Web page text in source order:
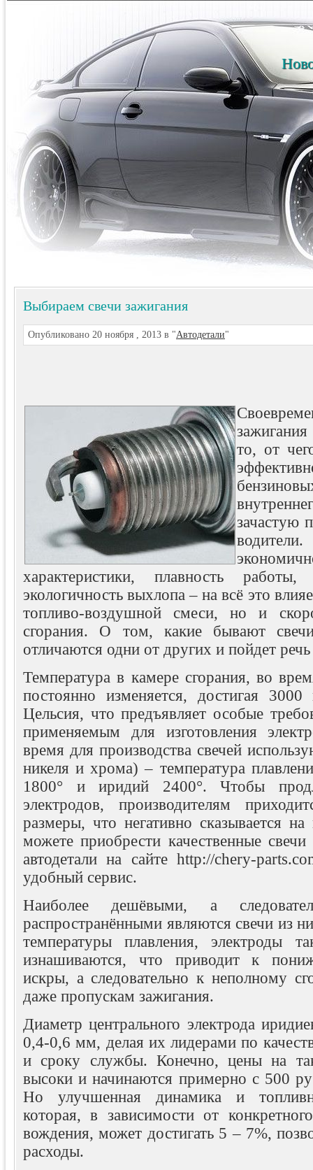
Выбираем свечи зажигания
Опубликовано 20 ноября , 2013 в "Автодетали"
то, от
зачастую
характеристики, плавность
экологичность выхлопа – на всё это
топливо-воздушной смеси, но и
сгорания. О том, какие бывают
отличаются одни от других и пойдет речь
Температура в камере сгорания, во
постоянно изменяется, достигая
Цельсия, что предъявляет особые
применяемым для изготовления
время для производства свечей
никеля и хрома) – температура
1800° и иридий 2400°. Чтобы
электродов, производителям
размеры, что негативно сказывается
можете приобрести качественные
автодетали на сайте http://chery-
удобный сервис.
Наиболее дешёвыми, а
распространёнными являются свечи из
температуры плавления, электроды
изнашиваются, что приводит к
искры, а следовательно к неполному
даже пропускам зажигания.
Диаметр центрального электрода
0,4-0,6 мм, делая их лидерами по
и сроку службы. Конечно, цены на
высоки и начинаются примерно с 500
Но улучшенная динамика и
которая, в зависимости от
вождения, может достигать 5 – 7%,
расходы.